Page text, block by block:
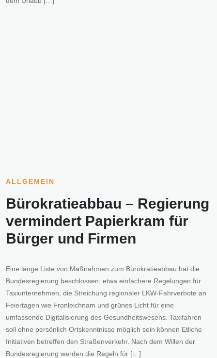
ALLGEMEIN
Bürokratieabbau – Regierung
vermindert Papierkram für
Bürger und Firmen
Eine lange Liste von Maßnahmen zum Bürokratieabbau hat die
Bundesregierung beschlossen: etwa einfachere Regelungen für
Taxiunternehmen, die Streichung regionaler LKW-Fahrverbote an
Feiertagen wie Fronleichnam und grünes Licht für eine
umfassende Digitalisierung des Gesundheitswesens. Taxifahren
soll ohne persönlich Ortskenntnisse möglich sein können Etliche
Initiativen betreffen den Straßenverkehr. Nach dem Willen der
Bundesregierung werden die Regeln für […]